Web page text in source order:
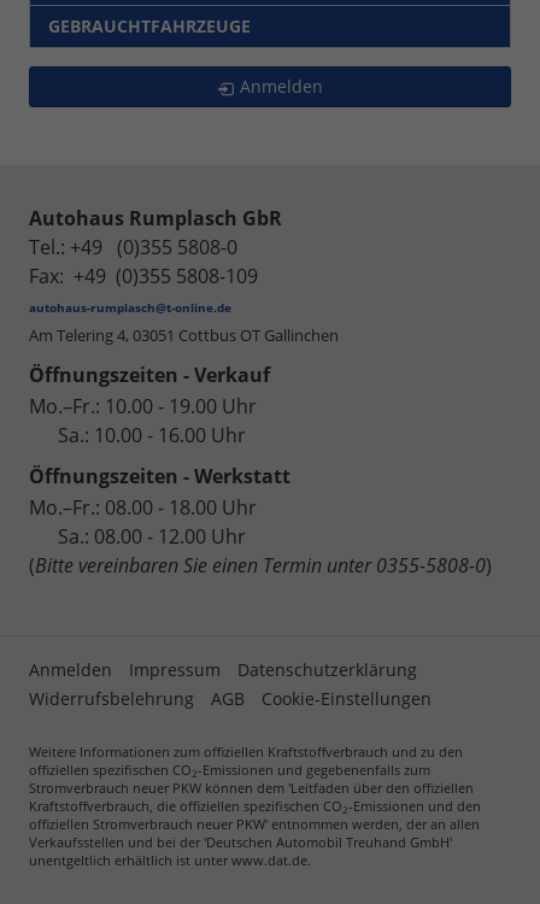
GEBRAUCHTFAHRZEUGE
Anmelden
Autohaus Rumplasch GbR
Tel.: +49 (0)355 5808-0
Fax: +49 (0)355 5808-109
autohaus-rumplasch@t-online.de
Am Telering 4, 03051 Cottbus OT Gallinchen
Öffnungszeiten - Verkauf
Mo.–Fr.: 10.00 - 19.00 Uhr
Sa.: 10.00 - 16.00 Uhr
Öffnungszeiten - Werkstatt
Mo.–Fr.: 08.00 - 18.00 Uhr
Sa.: 08.00 - 12.00 Uhr
(Bitte vereinbaren Sie einen Termin unter 0355-5808-0)
Anmelden Impressum
Datenschutzerklärung
Widerrufsbelehrung
AGB Cookie-Einstellungen
Weitere Informationen zum offiziellen Kraftstoffverbrauch und zu den
offiziellen spezifischen CO 2-Emissionen und gegebenenfalls zum
Stromverbrauch neuer PKW können dem 'Leitfaden über den offiziellen
Kraftstoffverbrauch, die offiziellen spezifischen CO 2-Emissionen und den
offiziellen Stromverbrauch neuer PKW' entnommen werden, der an allen
Verkaufsstellen und bei der 'Deutschen Automobil Treuhand GmbH'
unentgeltlich erhältlich ist unter www.dat.de.